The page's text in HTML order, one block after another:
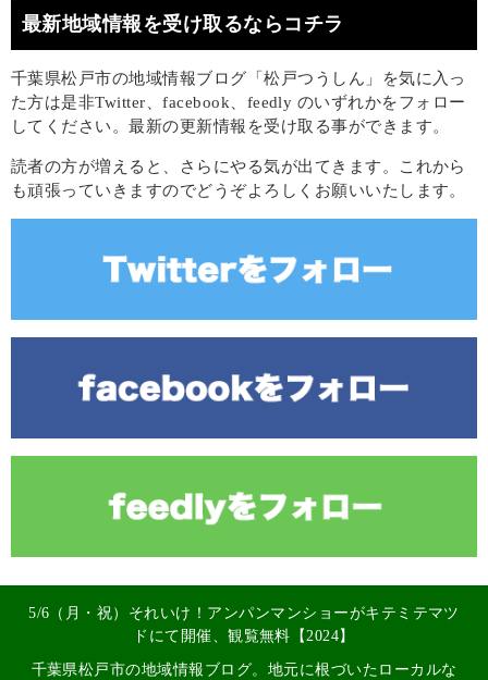
最新地域情報を受け取るならコチラ
千葉県松戸市の地域情報ブログ「松戸つうしん」を気に入っ
た方は是非Twitter、facebook、feedly のいずれかをフォロー
してください。最新の更新情報を受け取る事ができます。
読者の方が増えると、さらにやる気が出てきます。これから
も頑張っていきますのでどうぞよろしくお願いいたします。
5/6（月・祝）それいけ！アンパンマンショーがキテミテマツ
ドにて開催、観覧無料【2024】
千葉県松戸市の地域情報ブログ。地元に根づいたローカルな